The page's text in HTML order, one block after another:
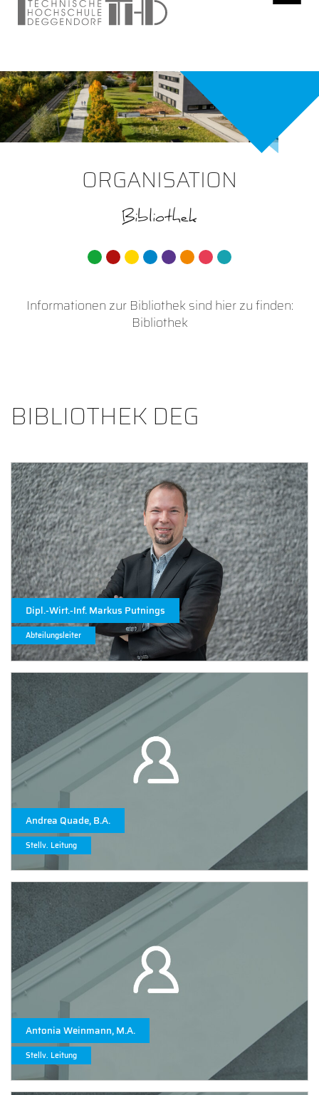
ORGANISATION
Bibliothek
Informationen zur Bibliothek sind hier zu finden:
Bibliothek
BIBLIOTHEK DEG
Dipl.-Wirt.-Inf. Markus Putnings
Abteilungsleiter
Andrea Quade, B.A.
Stellv. Leitung
Antonia Weinmann, M.A.
Stellv. Leitung